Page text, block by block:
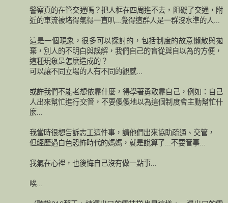
警察真的在管交通嗎？把人框在四周進不去，阻礙了交通，附
近的車流被堵得氣得一直叭...覺得這群人是一群沒水準的人...
這是一個現象，很多可以探討的，包括制度的故意懶散與拋
棄，別人的不明白與誤解，我們自己的盲從與自以為的方便，
這種現象是怎麼造成的？
可以讓不同立場的人有不同的觀感...
或許我們不能老想依靠什麼，得學著勇敢靠自己，例如：自己
人出來幫忙進行交管，不要傻傻地以為這個制度會主動幫忙什
麼...
我當時很想告訴志工這件事，請他們出來協助疏通、交管，
但經歷過白色恐怖時代的媽媽，就是說算了...不要管事...
我氣在心裡，也後悔自己沒有做一點事...
唉...